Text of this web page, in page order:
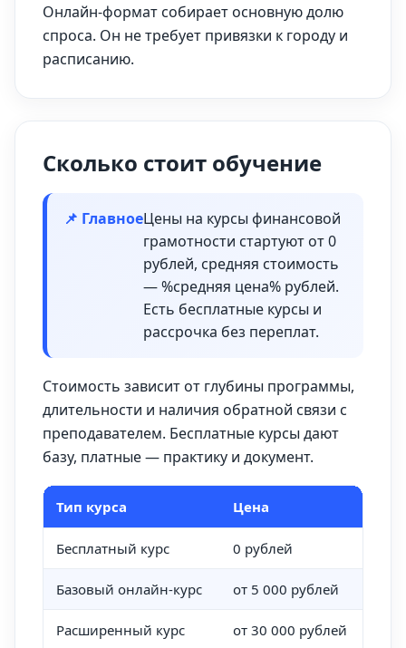
Онлайн-формат собирает основную долю
спроса. Он не требует привязки к городу и
расписанию.
Сколько стоит обучение
📌 ГлавноеЦены на курсы финансовой
грамотности стартуют от 0
рублей, средняя стоимость
— %средняя цена% рублей.
Есть бесплатные курсы и
рассрочка без переплат.
Стоимость зависит от глубины программы,
длительности и наличия обратной связи с
преподавателем. Бесплатные курсы дают
базу, платные — практику и документ.
Тип курса Цена
Бесплатный курс 0 рублей
Базовый онлайн-курс от 5 000 рублей
Расширенный курс от 30 000 рублей